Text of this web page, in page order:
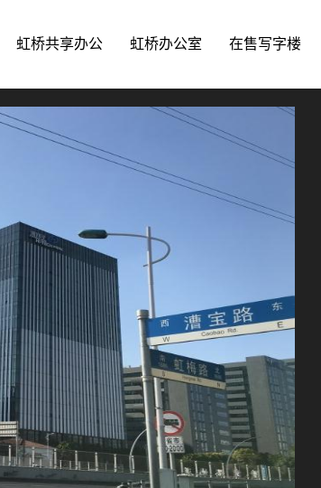
虹桥共享办公 虹桥办公室 在售写字楼